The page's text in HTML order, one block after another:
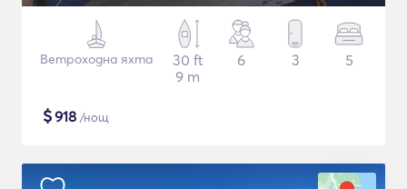
Ветроходна яхта
30 ft
9 m
6 3 5
$918 /нощ